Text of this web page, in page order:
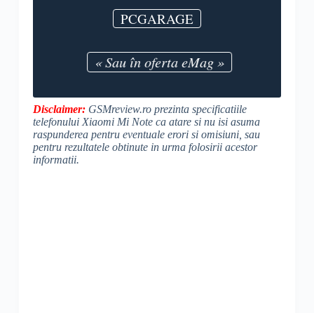
PCGARAGE
« Sau în oferta eMag »
Disclaimer:GSMreview.ro prezinta specificatiile
telefonului Xiaomi Mi Note ca atare si nu isi asuma
raspunderea pentru eventuale erori si omisiuni, sau
pentru rezultatele obtinute in urma folosirii acestor
informatii.